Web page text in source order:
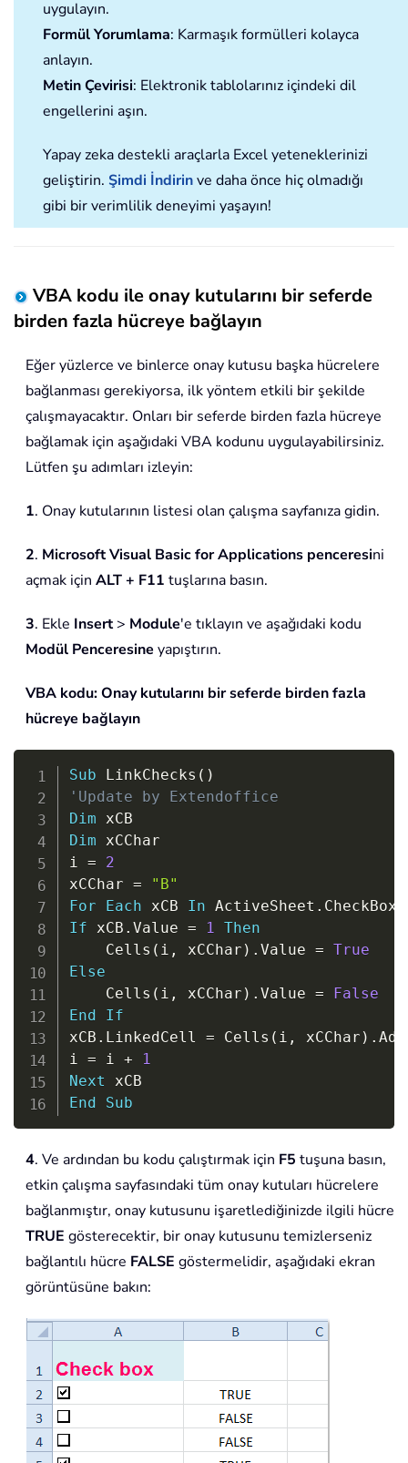
uygulayın.
Formül Yorumlama: Karmaşık formülleri kolayca
anlayın.
Metin Çevirisi: Elektronik tablolarınız içindeki dil
engellerini aşın.
Yapay zeka destekli araçlarla Excel yeteneklerinizi
geliştirin. Şimdi İndirinve daha önce hiç olmadığı
gibi bir verimlilik deneyimi yaşayın!
VBA kodu ile onay kutularını bir seferde
birden fazla hücreye bağlayın
Eğer yüzlerce ve binlerce onay kutusu başka hücrelere
bağlanması gerekiyorsa, ilk yöntem etkili bir şekilde
çalışmayacaktır. Onları bir seferde birden fazla hücreye
bağlamak için aşağıdaki VBA kodunu uygulayabilirsiniz.
Lütfen şu adımları izleyin:
1. Onay kutularının listesi olan çalışma sayfanıza gidin.
2. Microsoft Visual Basic for Applications penceresini
açmak için ALT + F11 tuşlarına basın.
3. Ekle Insert> Module'e tıklayın ve aşağıdaki kodu
Modül Penceresine yapıştırın.
VBA kodu: Onay kutularını bir seferde birden fazla
hücreye bağlayın
Sub LinkChecks ( )
'Update by Extendoffice
Dim
Dim xCChar
i =
2
xCChar =
"B"
For
Each xCB In ActiveSheet .
If xCB . Value = 1 Then
    Cells
( i , xCChar ) . Value = True
Else
    Cells
( i , xCChar ) . Value =
False
End
If
xCB . LinkedCell = Cells ( i , xCChar ) .
i = i +
1
Next
End
Sub
4. Ve ardından bu kodu çalıştırmak için F5 tuşuna basın,
etkin çalışma sayfasındaki tüm onay kutuları hücrelere
bağlanmıştır, onay kutusunu işaretlediğinizde ilgili hücre
TRUE gösterecektir, bir onay kutusunu temizlerseniz
bağlantılı hücre FALSE göstermelidir, aşağıdaki ekran
görüntüsüne bakın: